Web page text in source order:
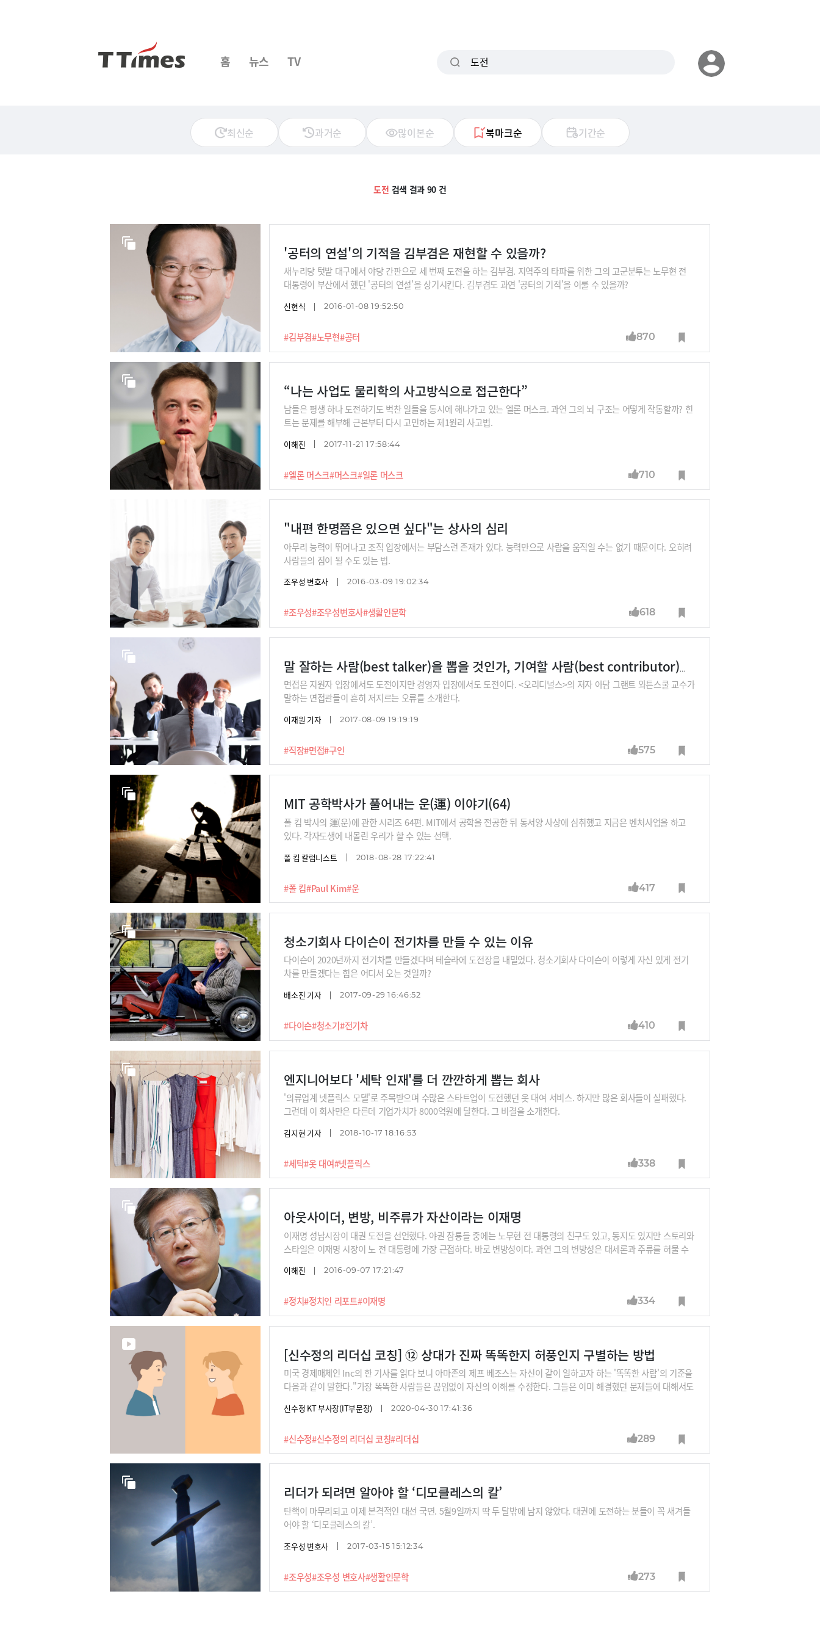
홈 뉴스 TV
최신순 과거순 많이본순 북마크순 기간순
도전 검색 결과 90 건
'공터의 연설'의 기적을 김부겸은 재현할 수 있을까?
#김부겸#노무현#공터
새누리당 텃밭 대구에서 야당 간판으로 세 번째 도전을 하는 김부겸. 지역주의 타파를 위한 그의 고군분투는 노무현 전
대통령이 부산에서 했던 '공터의 연설'을 상기시킨다. 김부겸도 과연 '공터의 기적'을 이룰 수 있을까?
신현식 2016-01-08 19:52:50
870
“나는 사업도 물리학의 사고방식으로 접근한다”
#엘론 머스크#머스크#일론 머스크
남들은 평생 하나 도전하기도 벅찬 일들을 동시에 해나가고 있는 엘론 머스크. 과연 그의 뇌 구조는 어떻게 작동할까? 힌
트는 문제를 해부해 근본부터 다시 고민하는 제1원리 사고법.
이해진 2017-11-21 17:58:44
710
"내편 한명쯤은 있으면 싶다"는 상사의 심리
#조우성#조우성변호사#생활인문학
아무리 능력이 뛰어나고 조직 입장에서는 부담스런 존재가 있다. 능력만으로 사람을 움직일 수는 없기 때문이다. 오히려
사람들의 짐이 될 수도 있는 법.
조우성 변호사 2016-03-09 19:02:34
618
말 잘하는 사람(best talker)을 뽑을 것인가, 기여할 사람(best contributor)을 뽑을 것인가
#직장#면접#구인
면접은 지원자 입장에서도 도전이지만 경영자 입장에서도 도전이다. <오리디널스>의 저자 아담 그랜트 와튼스쿨 교수가
말하는 면접관들이 흔히 저지르는 오류를 소개한다.
이재원 기자 2017-08-09 19:19:19
575
MIT 공학박사가 풀어내는 운(運) 이야기(64)
#폴 킴#Paul Kim#운
폴 킴 박사의 運(운)에 관한 시리즈 64편. MIT에서 공학을 전공한 뒤 동서양 사상에 심취했고 지금은 벤처사업을 하고
있다. 각자도생에 내몰린 우리가 할 수 있는 선택.
폴 킴 칼럼니스트 2018-08-28 17:22:41
417
청소기회사 다이슨이 전기차를 만들 수 있는 이유
#다이슨#청소기#전기차
다이슨이 2020년까지 전기차를 만들겠다며 테슬라에 도전장을 내밀었다. 청소기회사 다이슨이 이렇게 자신 있게 전기
차를 만들겠다는 힘은 어디서 오는 것일까?
배소진 기자 2017-09-29 16:46:52
410
엔지니어보다 '세탁 인재'를 더 깐깐하게 뽑는 회사
#세탁#옷 대여#넷플릭스
'의류업계 넷플릭스 모델'로 주목받으며 수많은 스타트업이 도전했던 옷 대여 서비스. 하지만 많은 회사들이 실패했다.
그런데 이 회사만은 다른데 기업가치가 8000억원에 달한다. 그 비결을 소개한다.
김지현 기자 2018-10-17 18:16:53
338
아웃사이더, 변방, 비주류가 자산이라는 이재명
#정치#정치인 리포트#이재명
이재명 성남시장이 대권 도전을 선언했다. 야권 잠룡들 중에는 노무현 전 대통령의 친구도 있고, 동지도 있지만 스토리와
스타일은 이재명 시장이 노 전 대통령에 가장 근접하다. 바로 변방성이다. 과연 그의 변방성은 대세론과 주류를 허물 수
이해진 2016-09-07 17:21:47
334
[신수정의 리더십 코칭] ⑫ 상대가 진짜 똑똑한지 허풍인지 구별하는 방법
#신수정#신수정의 리더십 코칭#리더십
미국 경제매체인 Inc의 한 기사를 읽다 보니 아마존의 제프 베조스는 자신이 같이 일하고자 하는 '똑똑한 사람'의 기준을
다음과 같이 말한다."가장 똑똑한 사람들은 끊임없이 자신의 이해를 수정한다. 그들은 이미 해결했던 문제들에 대해서도
각이 잘못되었다면 언제든 바꾼다."그런데 많은 리더가 새로운 정보가 들어왔음에도 불구하고 자신의 기존 의견을 잘 바
신수정 KT 부사장(IT부문장) 2020-04-30 17:41:36
289
리더가 되려면 알아야 할 ‘디모클레스의 칼’
#조우성#조우성 변호사#생활인문학
탄핵이 마무리되고 이제 본격적인 대선 국면. 5월9일까지 딱 두 달밖에 남지 않았다. 대권에 도전하는 분들이 꼭 새겨들
어야 할 ‘디모클레스의 칼’.
조우성 변호사 2017-03-15 15:12:34
273